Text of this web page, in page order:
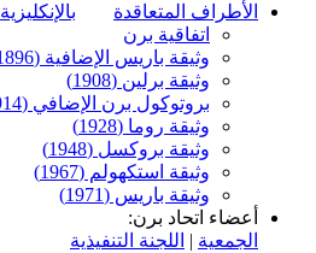
الأطراف المتعاقدة بالإنكليزية
اتفاقية برن
وثيقة باريس الإضافية (1896)
وثيقة برلين (1908)
بروتوكول برن الإضافي (1914)
وثيقة روما (1928)
وثيقة بروكسل (1948)
وثيقة استكهولم (1967)
وثيقة باريس (1971)
أعضاء اتحاد برن:
الجمعية | اللجنة التنفيذية